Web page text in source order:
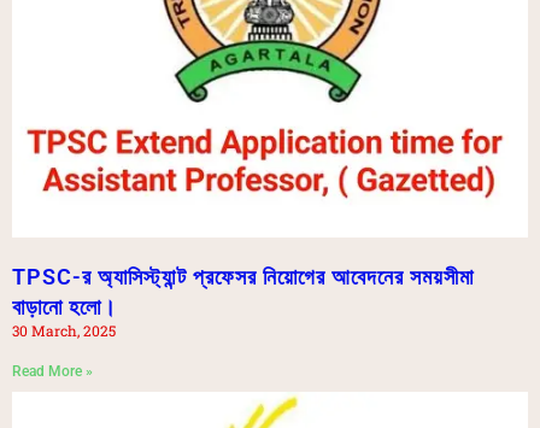
TPSC-র অ্যাসিস্ট্যান্ট প্রফেসর নিয়োগের আবেদনের সময়সীমা
বাড়ানো হলো।
30 March, 2025
Read More »